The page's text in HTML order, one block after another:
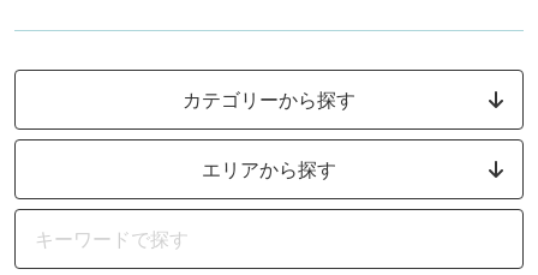
カテゴリーから探す
エリアから探す